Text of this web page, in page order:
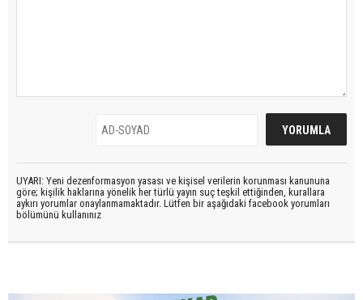
UYARI: Yeni dezenformasyon yasası ve kişisel verilerin korunması kanununa
göre; kişilik haklarına yönelik her türlü yayın suç teşkil ettiğinden, kurallara
aykırı yorumlar onaylanmamaktadır. Lütfen bir aşağıdaki facebook yorumları
bölümünü kullanınız